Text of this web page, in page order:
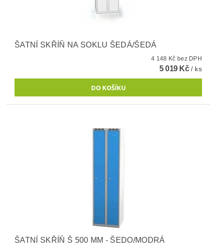
ŠATNÍ SKŘÍŇ NA SOKLU ŠEDÁ/ŠEDÁ
4 148 Kč bez DPH
5 019 Kč/ ks
ŠATNÍ SKŘÍŇ Š 500 MM - ŠEDO/MODRÁ